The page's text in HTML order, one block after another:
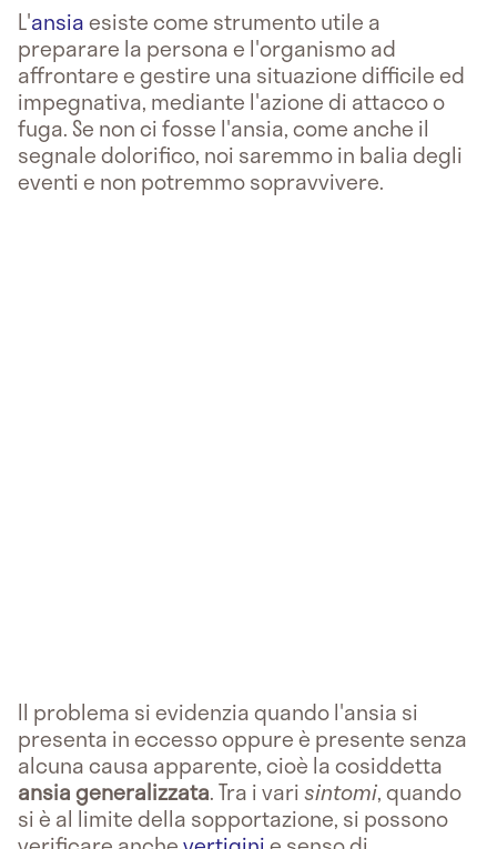
L'ansiaesiste come strumento utile a
preparare la persona e l'organismo ad
affrontare e gestire una situazione difficile ed
impegnativa, mediante l'azione di attacco o
fuga. Se non ci fosse l'ansia, come anche il
segnale dolorifico, noi saremmo in balia degli
eventi e non potremmo sopravvivere.
Il problema si evidenzia quando l'ansia si
presenta in eccesso oppure è presente senza
alcuna causa apparente, cioè la cosiddetta
ansia generalizzata. Tra i varisintomi, quando
si è al limite della sopportazione, si possono